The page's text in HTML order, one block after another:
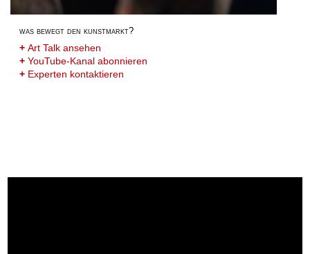
was bewegt den kunstmarkt?
+Art Talk ansehen
+YouTube-Kanal abonnieren
+Experten kontaktieren